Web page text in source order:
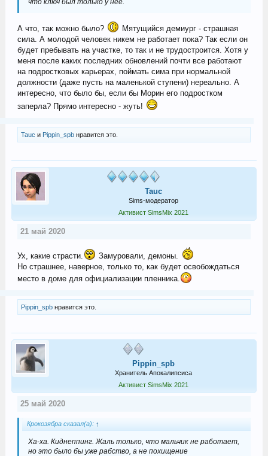
А что, так можно было?
Мятущийся демиург - страшная
сила. А молодой человек никем не работает пока? Так если он
будет пребывать на участке, то так и не трудостроится. Хотя у
меня после каких последних обновлений почти все работают
на подростковых карьерах, поймать сима при нормальной
должности (даже пусть на маленькой ступени) нереально. А
интересно, что было бы, если бы Морин его подростком
заперла? Прямо интересно - жуть!
Tauc и Pippin_spbнравится это.
Tauc
Sims-модератор
Активист SimsMix 2021
21 май 2020
Ух, какие страсти.
Замуровали, демоны.
Но страшнее, наверное, только то, как будет освобождаться
место в доме для официализации пленника.
Pippin_spbнравится это.
Pippin_spb
Хранитель Апокалипсиса
Активист SimsMix 2021
25 май 2020
Крокозябра сказал(а): ↑
Ха-ха. Киднеппинг. Жаль только, что мальчик не работает,
но это было бы уже рабство, а не похищение